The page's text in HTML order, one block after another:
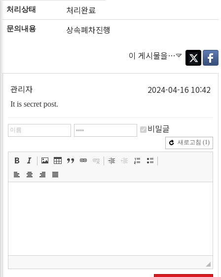
처리상태 처리완료
문의내용 상속폐차진행
이 게시물을…
Twitter
관리자 2024-04-16 10:42
It is secret post.
비밀글
새로고침 (1)